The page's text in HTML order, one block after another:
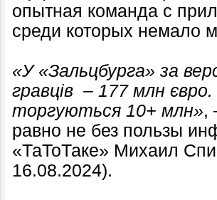
опытная команда с
среди которых немало
«У «Зальцбурга» за
гравців – 177 млн
торгуються 10+ млн»,
равно не без пользы
«ТаТоТаке» Михаил
16.08.2024).